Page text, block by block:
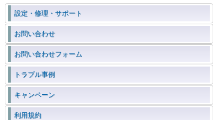
設定・修理・サポート
お問い合わせ
お問い合わせフォーム
トラブル事例
キャンペーン
利用規約